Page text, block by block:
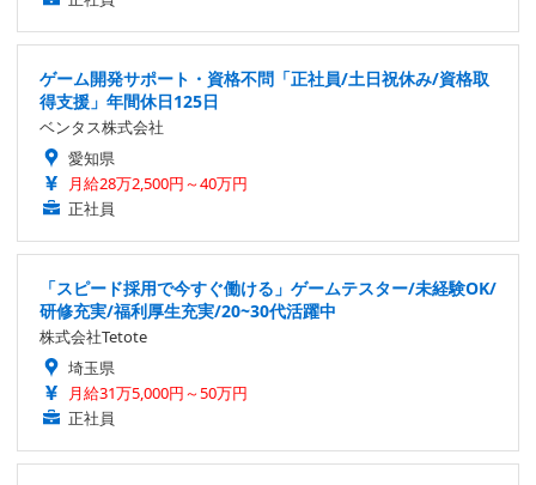
ゲーム開発サポート・資格不問「正社員/土日祝休み/資格取
得支援」年間休日125日
ベンタス株式会社
愛知県
月給28万2,500円～40万円
正社員
「スピード採用で今すぐ働ける」ゲームテスター/未経験OK/
研修充実/福利厚生充実/20~30代活躍中
株式会社Tetote
埼玉県
月給31万5,000円～50万円
正社員